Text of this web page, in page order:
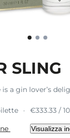
SLING
a gin lover’s
€333.33 /
Visualizza